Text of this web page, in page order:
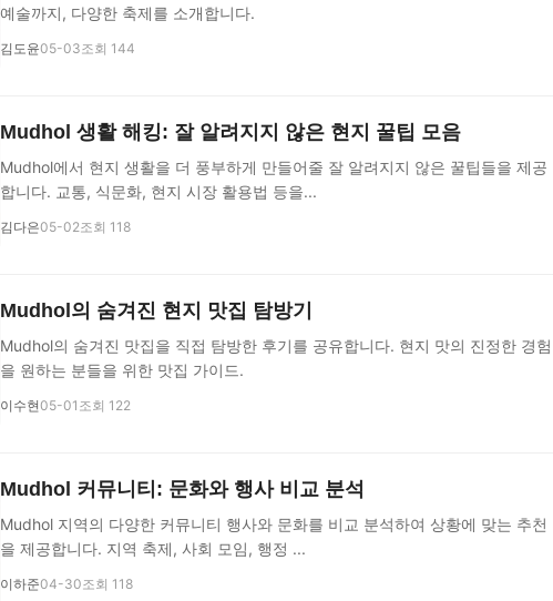
예술까지, 다양한 축제를 소개합니다.
김도윤05-03조회 144
Mudhol 생활 해킹: 잘 알려지지 않은 현지 꿀팁 모음
Mudhol에서 현지 생활을 더 풍부하게 만들어줄 잘 알려지지 않은 꿀팁들을 제공
합니다. 교통, 식문화, 현지 시장 활용법 등을...
김다은05-02조회 118
Mudhol의 숨겨진 현지 맛집 탐방기
Mudhol의 숨겨진 맛집을 직접 탐방한 후기를 공유합니다. 현지 맛의 진정한 경험
을 원하는 분들을 위한 맛집 가이드.
이수현05-01 조회 122
Mudhol 커뮤니티: 문화와 행사 비교 분석
Mudhol 지역의 다양한 커뮤니티 행사와 문화를 비교 분석하여 상황에 맞는 추천
을 제공합니다. 지역 축제, 사회 모임, 행정 ...
이하준04-30조회 118